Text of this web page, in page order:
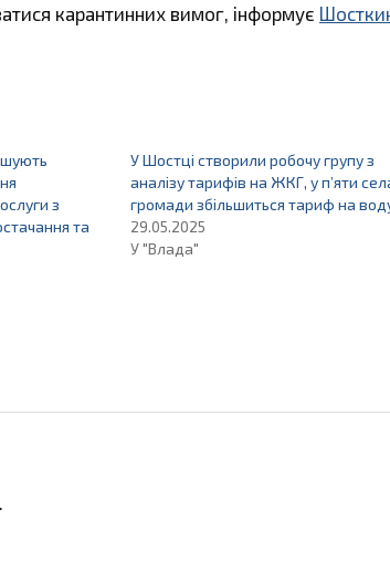
карантинних вимог, інформує
з
та
У Шостці створили робочу групу з
аналізу тарифів на ЖКГ, у п’яти
громади збільшиться тариф на
29.05.2025
У "Влада"
.